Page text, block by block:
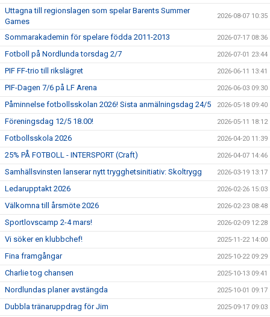
Uttagna till regionslagen som spelar Barents Summer
Games
2026-08-07 10:35
Sommarakademin för spelare födda 2011-2013 2026-07-17 08:36
Fotboll på Nordlunda torsdag 2/7 2026-07-01 23:44
PIF FF-trio till rikslägret 2026-06-11 13:41
PIF-Dagen 7/6 på LF Arena 2026-06-03 09:30
Påminnelse fotbollsskolan 2026! Sista anmälningsdag 24/5 2026-05-18 09:40
Föreningsdag 12/5 18.00! 2026-05-11 18:12
Fotbollsskola 2026 2026-04-20 11:39
25% PÅ FOTBOLL - INTERSPORT (Craft) 2026-04-07 14:46
Samhällsvinsten lanserar nytt trygghetsinitiativ: Skoltrygg 2026-03-19 13:17
Ledarupptakt 2026 2026-02-26 15:03
Välkomna till årsmöte 2026 2026-02-23 08:48
Sportlovscamp 2-4 mars! 2026-02-09 12:28
Vi söker en klubbchef! 2025-11-22 14:00
Fina framgångar 2025-10-22 09:29
Charlie tog chansen 2025-10-13 09:41
Nordlundas planer avstängda 2025-10-01 09:17
Dubbla tränaruppdrag för Jim 2025-09-17 09:03